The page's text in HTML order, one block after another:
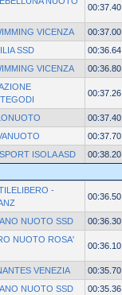
00:37.40
VICENZA
00:37.00
SSD
00:36.64
VICENZA 00:36.80
00:37.26
00:37.40
00:37.70
ISOLA ASD 00:38.20
-
00:36.50
NUOTO SSD 00:36.30
NUOTO ROSA'
00:36.10
VENEZIA
00:35.70
NUOTO SSD
00:35.36